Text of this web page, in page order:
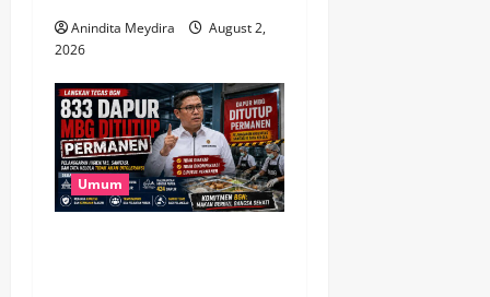
Anindita Meydira
August 2,
2026
Umum